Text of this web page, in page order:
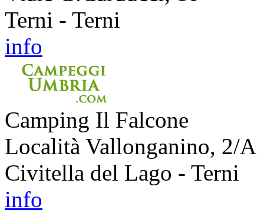
Terni - Terni
info
Camping Il Falcone
Località Vallonganino, 2/A
Civitella del Lago - Terni
info